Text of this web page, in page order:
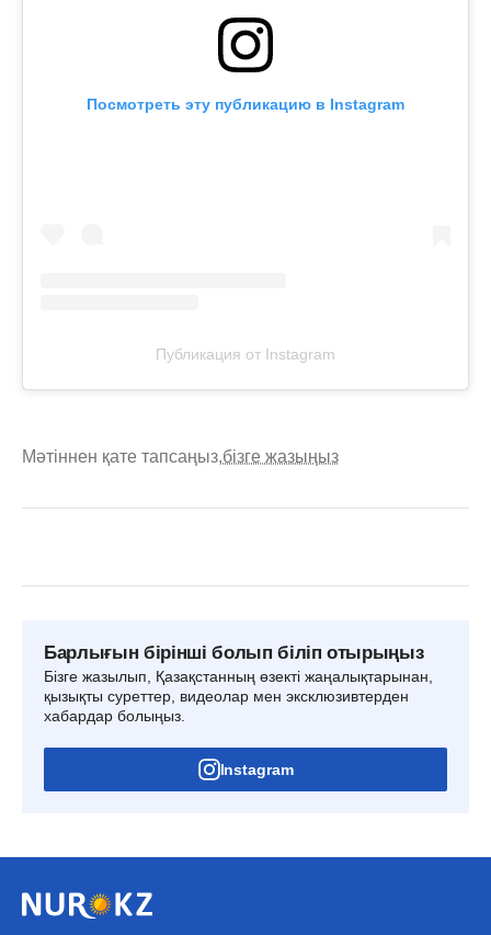
Посмотреть эту публикацию в Instagram
Публикация от Instagram
Мәтіннен қате тапсаңыз,бізге жазыңыз
Барлығын бірінші болып біліп отырыңыз
Бізге жазылып, Қазақстанның өзекті жаңалықтарынан,
қызықты суреттер, видеолар мен эксклюзивтерден
хабардар болыңыз.
Instagram